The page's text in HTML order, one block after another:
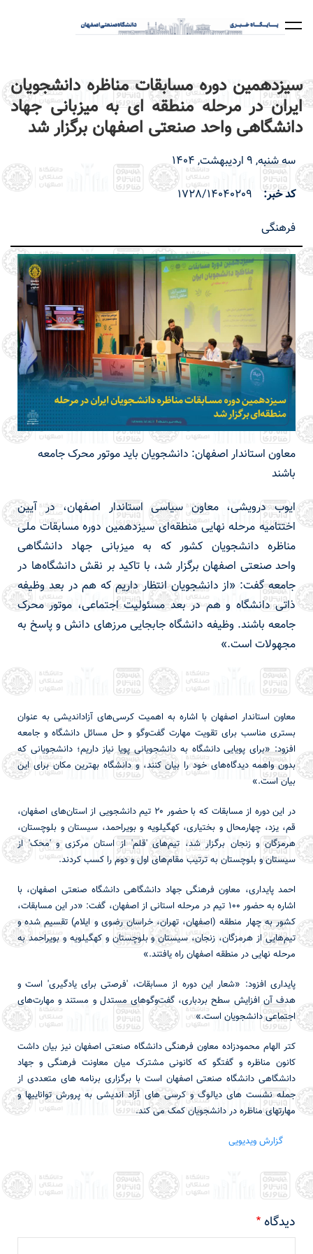
سیزدهمین دوره مسابقات مناظره دانشجویان
ایران در مرحله منطقه ای به میزبانی جهاد
دانشگاهی واحد صنعتی اصفهان برگزار شد
سه شنبه, 9 اردیبهشت, 1404
کد خبر
1728/14040209
فرهنگی
معاون استاندار اصفهان: دانشجویان باید موتور محرک جامعه
باشند
ایوب درویشی، معاون سیاسی استاندار اصفهان، در آیین
اختتامیه مرحله نهایی منطقه‌ای سیزدهمین دوره مسابقات ملی
مناظره دانشجویان کشور که به میزبانی جهاد دانشگاهی
واحد صنعتی اصفهان برگزار شد، با تاکید بر نقش دانشگاه‌ها در
جامعه گفت: «از دانشجویان انتظار داریم که هم در بعد وظیفه
ذاتی دانشگاه و هم در بعد مسئولیت اجتماعی، موتور محرک
جامعه باشند. وظیفه دانشگاه جابجایی مرزهای دانش و پاسخ به
مجهولات است.»
معاون استاندار اصفهان با اشاره به اهمیت کرسی‌های آزاداندیشی به عنوان
بستری مناسب برای تقویت مهارت گفت‌وگو و حل مسائل دانشگاه و جامعه
افزود: «برای پویایی دانشگاه به دانشجویانی پویا نیاز داریم؛ دانشجویانی که
بدون واهمه دیدگاه‌های خود را بیان کنند، و دانشگاه بهترین مکان برای این
بیان است.»
در این دوره از مسابقات که با حضور ۲۰ تیم دانشجویی از استان‌های اصفهان،
قم، یزد، چهارمحال و بختیاری، کهگیلویه و بویراحمد، سیستان و بلوچستان،
هرمزگان و زنجان برگزار شد، تیم‌های 'قلم' از استان مرکزی و 'محک' از
سیستان و بلوچستان به ترتیب مقام‌های اول و دوم را کسب کردند.
احمد پایداری، معاون فرهنگی جهاد دانشگاهی دانشگاه صنعتی اصفهان، با
اشاره به حضور ۱۰۰ تیم در مرحله استانی از اصفهان، گفت: «در این مسابقات،
کشور به چهار منطقه (اصفهان، تهران، خراسان رضوی و ایلام) تقسیم شده و
تیم‌هایی از هرمزگان، زنجان، سیستان و بلوچستان و کهگیلویه و بویراحمد به
مرحله نهایی در منطقه اصفهان راه یافتند.»
پایداری افزود: «شعار این دوره از مسابقات، 'فرصتی برای یادگیری' است و
هدف آن افزایش سطح بردباری، گفت‌وگوهای مستدل و مستند و مهارت‌های
اجتماعی دانشجویان است.»
کتر الهام محمودزاده معاون فرهنگی دانشگاه صنعتی اصفهان نیز بیان داشت
کانون مناظره و گفتگو که کانونی مشترک میان معاونت فرهنگی و جهاد
دانشگاهی دانشگاه صنعتی اصفهان است با برگزاری برنامه های متعددی از
جمله نشست های دیالوگ و کرسی های آزاد اندیشی به پرورش تواناییها و
مهارتهای مناظره در دانشجویان کمک می کند.
گزارش ویدیویی
دیدگاه